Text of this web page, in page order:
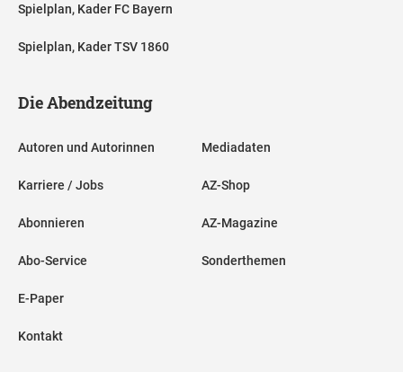
Spielplan, Kader FC Bayern
Spielplan, Kader TSV 1860
Die Abendzeitung
Autoren und Autorinnen
Karriere / Jobs
Abonnieren
Abo-Service
E-Paper
Kontakt
Mediadaten
AZ-Shop
AZ-Magazine
Sonderthemen